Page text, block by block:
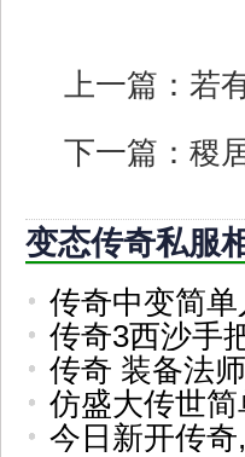
上一篇： 若
下一篇： 稷
变态传奇私服
传奇中变简
传奇3西沙手
传奇 装备法
仿盛大传世
今日新开传